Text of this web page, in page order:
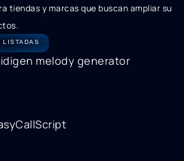
tiendas y marcas que buscan ampliar su
LISTADAS
melody generator